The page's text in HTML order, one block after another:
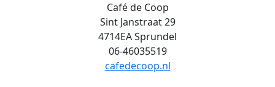
Café de Coop
Sint Janstraat 29
4714EA Sprundel
06-46035519
cafedecoop.nl